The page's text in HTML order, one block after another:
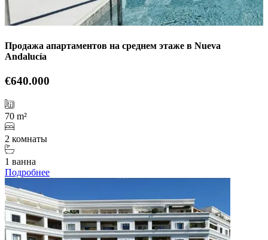
Продажа апартаментов на среднем этаже в Nueva
Andalucía
€640.000
70 m²
2 комнаты
1 ванна
Подробнее